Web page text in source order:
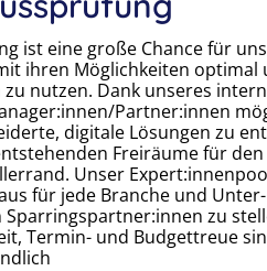
ist eine große Chance für
ihren Möglichkeiten optimal
nutzen. Dank unseres
Partner:innen
digitale Lösungen zu
Freiräume für
Unser
für jede Branche und
zu
Termin- und Budgettreue